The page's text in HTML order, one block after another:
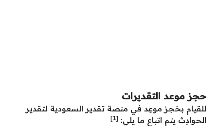
حجز موعد التقديرات
للقيام بحَجز موعِد في منصة تقدير السعودية لتقدير
الحوادِث يتم اتباع ما يلي: [1]